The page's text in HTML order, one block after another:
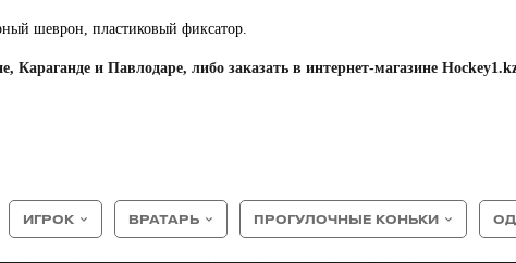
шеврон, пластиковый фиксатор.
и Павлодаре, либо заказать в интернет-магазине
ИГРОК ВРАТАРЬ ПРОГУЛОЧНЫЕ КОНЬКИ